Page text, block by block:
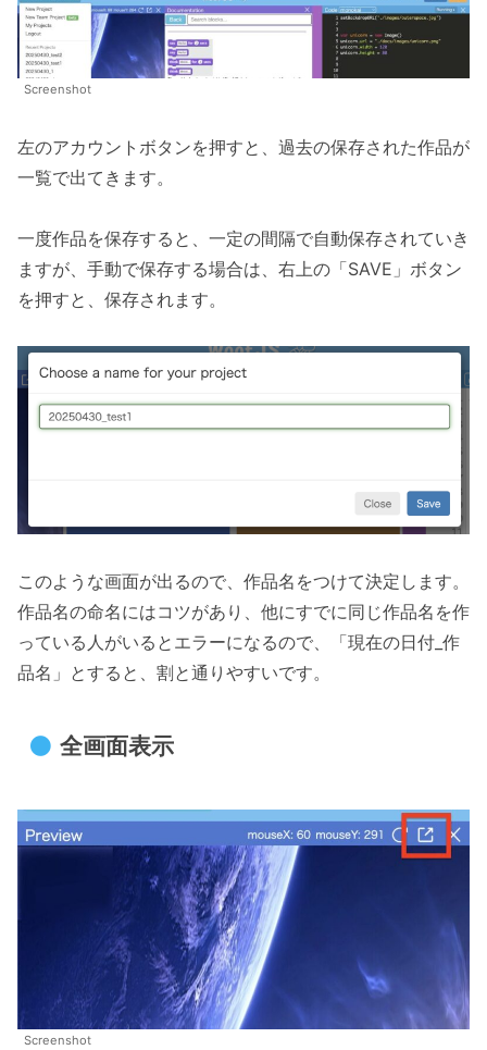
Screenshot
左のアカウントボタンを押すと、過去の保存された作品が
一覧で出てきます。
一度作品を保存すると、一定の間隔で自動保存されていき
ますが、手動で保存する場合は、右上の「SAVE」ボタン
を押すと、保存されます。
このような画面が出るので、作品名をつけて決定します。
作品名の命名にはコツがあり、他にすでに同じ作品名を作
っている人がいるとエラーになるので、「現在の日付_作
品名」とすると、割と通りやすいです。
全画面表示
Screenshot